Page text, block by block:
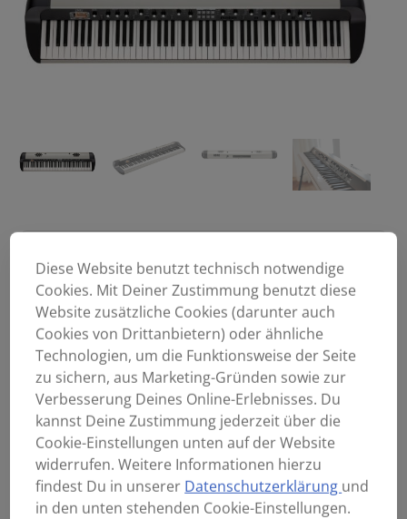
2.449,00€
Enthält 20% MwSt.
Kostenloser Versandin AT & DE
Diese Website benutzt technisch notwendige
Cookies. Mit Deiner Zustimmung benutzt diese
Website zusätzliche Cookies (darunter auch
Cookies von Drittanbietern) oder ähnliche
Technologien, um die Funktionsweise der Seite
zu sichern, aus Marketing-Gründen sowie zur
Verbesserung Deines Online-Erlebnisses. Du
kannst Deine Zustimmung jederzeit über die
Cookie-Einstellungen unten auf der Website
widerrufen. Weitere Informationen hierzu
findest Du in unserer Datenschutzerklärung und
in den unten stehenden Cookie-Einstellungen.